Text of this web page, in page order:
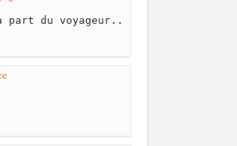
du voyageur..